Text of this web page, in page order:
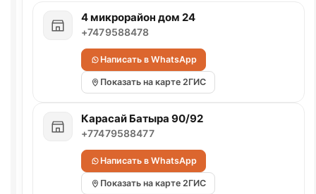
4 микрорайон дом 24
+7479588478
Написать в WhatsApp
Показать на карте 2ГИС
Карасай Батыра 90/92
+77479588477
Написать в WhatsApp
Показать на карте 2ГИС